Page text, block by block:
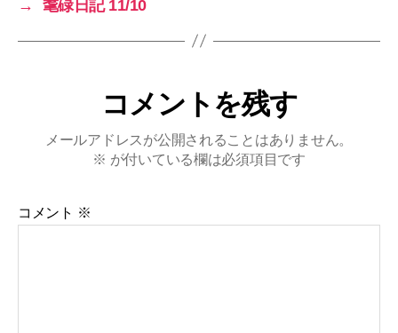
→
耄碌日記 11/10
コメントを残す
メールアドレスが公開されることはありません。
※ が付いている欄は必須項目です
コメント ※